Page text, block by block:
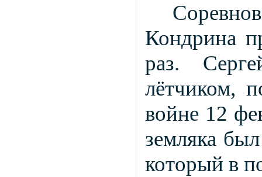
Кондрина
раз.
лётчиком,
войне 12
земляка
который в